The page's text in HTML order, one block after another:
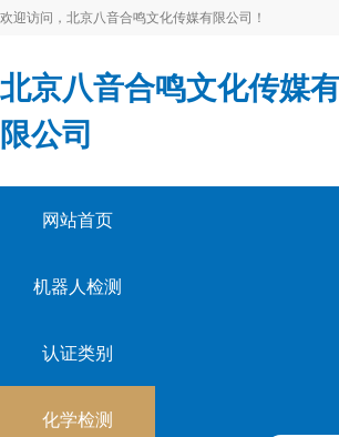
欢迎访问，北京八音合鸣文化传媒有限公司！
北京八音合鸣文化传媒
限公司
网站首页
机器人检测
认证类别
化学检测